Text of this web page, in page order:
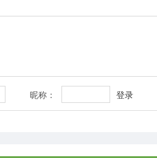
昵称： 登录